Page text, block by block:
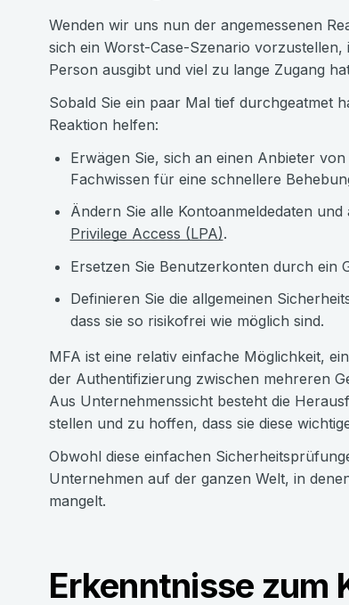
Wenden wir uns nun der angemessenen
sich ein Worst-Case-Szenario
Person ausgibt und viel zu lange Zugang
Sobald Sie ein paar Mal tief durchgeatmet
Reaktion helfen:
Erwägen Sie, sich an einen Anbieter
Fachwissen für eine schnellere
Ändern Sie alle Kontoanmeldedaten
Privilege Access (LPA).
Ersetzen Sie Benutzerkonten durch ein
Definieren Sie die allgemeinen
dass sie so risikofrei wie möglich sind.
MFA ist eine relativ einfache Möglichkeit,
der Authentifizierung zwischen mehreren
Aus Unternehmenssicht besteht die
stellen und zu hoffen, dass sie diese
Obwohl diese einfachen
Unternehmen auf der ganzen Welt, in
mangelt.
Erkenntnisse